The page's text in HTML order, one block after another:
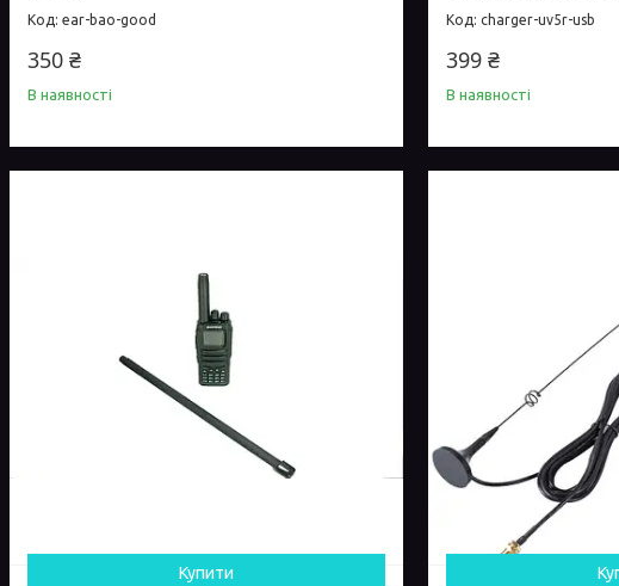
ear-bao-good
350 ₴
В наявності
charger-uv5r-usb
399 ₴
В наявності
Купити